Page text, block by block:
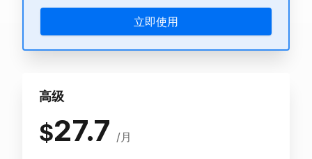
立即使用
高级
$27.7 /月